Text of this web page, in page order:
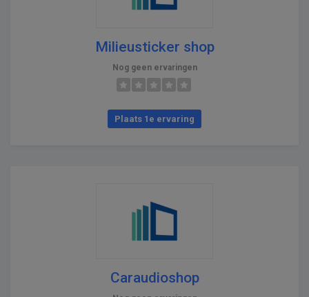
Milieusticker shop
Nog geen ervaringen
Plaats 1e ervaring
Caraudioshop